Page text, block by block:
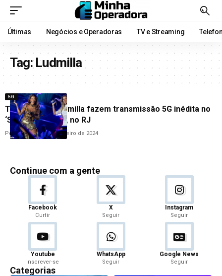
Últimas Negócios e Operadoras TV e Streaming
Tag:Ludmilla
5G
TIM, Globo e Ludmilla fazem transmissão 5G inédita no
‘Show da Virada’, no RJ
PorCleane Lima3 de janeiro de 2024
Continue com a gente
Facebook
Curtir
X
Seguir
Instagram
Seguir
Youtube
Inscrever-se
WhatsApp
Seguir
Google News
Seguir
Categorias